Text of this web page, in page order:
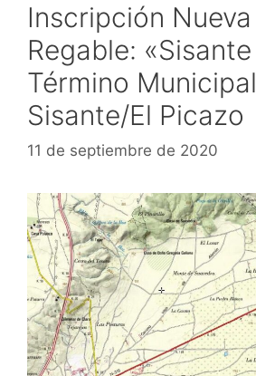
Inscripción
Regable: «Sisante
Término Municipal
Sisante/El Picazo
11 de septiembre de 2020